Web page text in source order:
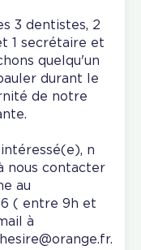
3 dentistes, 2
1 secrétaire et
quelqu'un
durant le
de notre
n
nous contacter
au
( entre 9h et
à